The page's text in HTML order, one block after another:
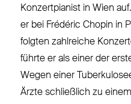
Konzertpianist in Wien
er bei Frédéric Chopin in
folgten zahlreiche
führte er als einer der
Wegen einer
Ärzte schließlich zu